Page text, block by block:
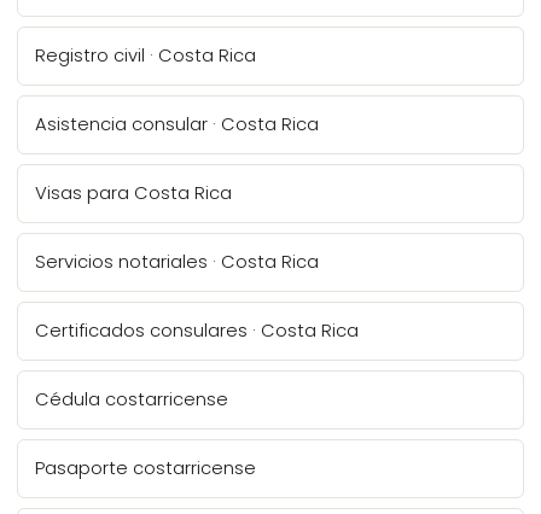
Registro civil · Costa Rica
Asistencia consular · Costa Rica
Visas para Costa Rica
Servicios notariales · Costa Rica
Certificados consulares · Costa Rica
Cédula costarricense
Pasaporte costarricense